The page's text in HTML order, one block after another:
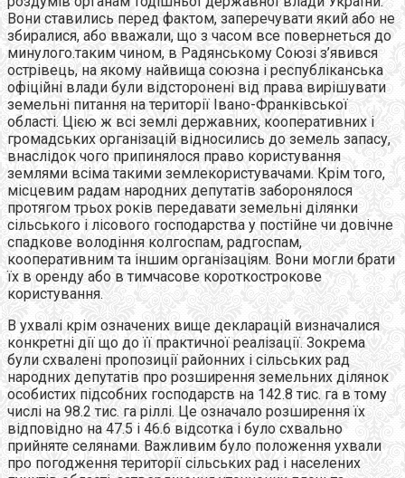
Вони ставились перед фактом, заперечувати який або не
збиралися, або вважали, що з часом все повернеться до
минулого.таким чином, в Радянському Союзі з’явився
острівець, на якому найвища союзна і республіканська
офіційні влади були відсторонені від права вирішувати
земельні питання на території Івано-Франківської
області. Цією ж всі землі державних, кооперативних і
громадських організацій відносились до земель запасу,
внаслідок чого припинялося право користування
землями всіма такими землекористувачами. Крім того,
місцевим радам народних депутатів заборонялося
протягом трьох років передавати земельні ділянки
сільського і лісового господарства у постійне чи довічне
спадкове володіння колгоспам, радгоспам,
кооперативним та іншим організаціям. Вони могли брати
їх в оренду або в тимчасове короткострокове
користування.
В ухвалі крім означених вище декларацій визначалися
конкретні дії що до її практичної реалізації. Зокрема
були схвалені пропозиції районних і сільських рад
народних депутатів про розширення земельних ділянок
особистих підсобних господарств на 142.8 тис. га в тому
числі на 98.2 тис. га ріллі. Це означало розширення їх
відповідно на 47.5 і 46.6 відсотка і було схвально
прийняте селянами. Важливим було положення ухвали
про погодження території сільських рад і населених